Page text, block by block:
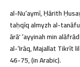
al-Nuʻaymī, Ḥārith
taḥqīq almyzh al-
ārāʼ ʻayyinah min
al-ʻIrāq, Majallat Tikrīt
46-75, (in Arabic).